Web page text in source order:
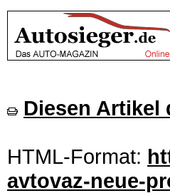
Diesen Artikel
HTML-Format:
avtovaz-neue-